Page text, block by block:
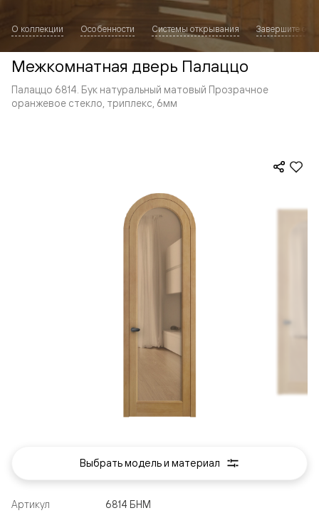
О коллекции Особенности Системы открывания Завершите
Межкомнатная дверь Палаццо
Палаццо 6814. Бук натуральный матовый Прозрачное
оранжевое стекло, триплекс, 6мм
Артикул
6814 БНМ
Выбрать модель и материал